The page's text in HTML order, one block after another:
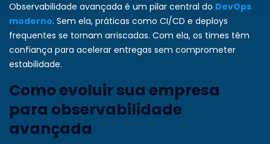
Observabilidade avançada é um pilar central do DevOps
moderno. Sem ela, práticas como CI/CD e deploys
frequentes se tornam arriscadas. Com ela, os times têm
confiança para acelerar entregas sem comprometer
estabilidade.
Como evoluir sua empresa
para observabilidade
avançada